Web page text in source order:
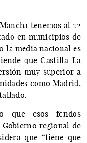
tenemos al 22
en municipios de
la media nacional es
que Castilla-La
muy superior a
como Madrid,
que esos fondos
regional de
que “tiene que